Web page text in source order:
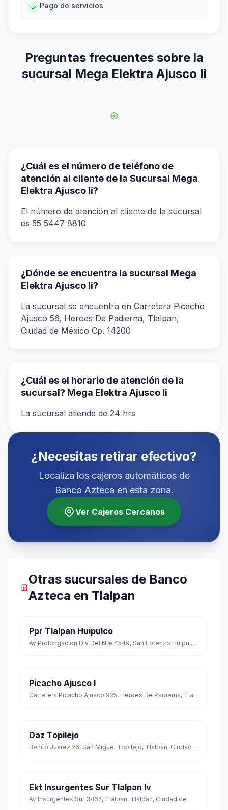
Pago de servicios
Preguntas frecuentes sobre la
sucursal Mega Elektra Ajusco Ii
¿Cuál es el número de teléfono de
atención al cliente de la Sucursal Mega
Elektra Ajusco Ii?
El número de atención al cliente de la sucursal
es 55 5447 8810
¿Dónde se encuentra la sucursal Mega
Elektra Ajusco Ii?
La sucursal se encuentra en Carretera Picacho
Ajusco 56, Heroes De Padierna, Tlalpan,
Ciudad de México Cp. 14200
¿Cuál es el horario de atención de la
sucursal? Mega Elektra Ajusco Ii
La sucursal atiende de 24 hrs
¿Necesitas retirar efectivo?
Localiza los cajeros automáticos de
Banco Azteca en esta zona.
Ver Cajeros Cercanos
Otras sucursales de Banco
Azteca en Tlalpan
Ppr Tlalpan Huipulco
Av Prolongacion Div Del Nte 4549, San Lorenzo Huipulco, Tlalpan, Ciudad de México
Picacho Ajusco I
Carretera Picacho Ajusco 925, Heroes De Padierna, Tlalpan, Ciudad de México
Daz Topilejo
Benito Juarez 26, San Miguel Topilejo, Tlalpan, Ciudad de México
Ekt Insurgentes Sur Tlalpan Iv
Av Insurgentes Sur 3862, Tlalpan, Tlalpan, Ciudad de México